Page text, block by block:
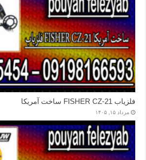
فلزیاب FISHER CZ-21 ساخت آمریکا
مرداد ۱۵, ۱۴۰۵